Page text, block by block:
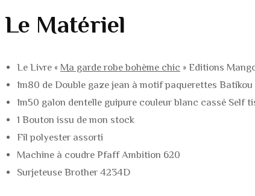
COMBINAISONS
DESSOUS & MAILLOTS DE
BAIN
ACCESSOIRES
ROBES / JUPES
BODIES / MAILLOTS DE
BAIN
Le Matériel
Le Livre « Ma garde robe bohème chic » Editions
1m80 de Double gaze jean à motif paquerettes Batikou
1m50 galon dentelle guipure couleur blanc cassé Self
1 Bouton issu de mon stock
Fil polyester assorti
Machine à coudre Pfaff Ambition 620
Surjeteuse Brother 4234D